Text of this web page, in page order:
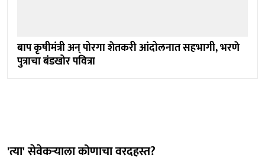
बाप कृषीमंत्री अन् पोरगा शेतकरी आंदोलनात सहभागी, भरणे
पुत्राचा बंडखोर पवित्रा
'त्या' सेवेकऱ्याला कोणाचा वरदहस्त?